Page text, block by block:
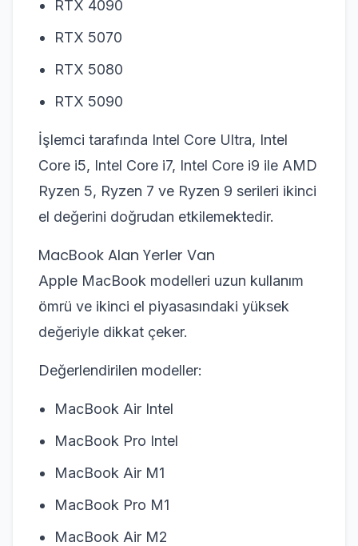
RTX 4090
RTX 5070
RTX 5080
RTX 5090
İşlemci tarafında Intel Core Ultra, Intel
Core i5, Intel Core i7, Intel Core i9 ile AMD
Ryzen 5, Ryzen 7 ve Ryzen 9 serileri ikinci
el değerini doğrudan etkilemektedir.
MacBook Alan Yerler Van
Apple MacBook modelleri uzun kullanım
ömrü ve ikinci el piyasasındaki yüksek
değeriyle dikkat çeker.
Değerlendirilen modeller:
MacBook Air Intel
MacBook Pro Intel
MacBook Air M1
MacBook Pro M1
MacBook Air M2